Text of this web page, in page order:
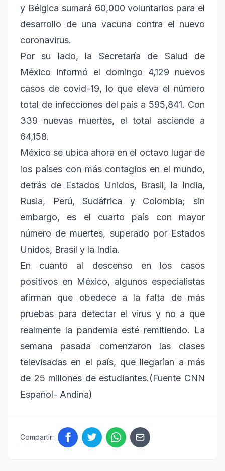
y Bélgica sumará 60,000 voluntarios para el
desarrollo de una vacuna contra el nuevo
coronavirus.
Por su lado, la Secretaría de Salud de
México informó el domingo 4,129 nuevos
casos de covid-19, lo que eleva el número
total de infecciones del país a 595,841. Con
339 nuevas muertes, el total asciende a
64,158.
México se ubica ahora en el octavo lugar de
los países con más contagios en el mundo,
detrás de Estados Unidos, Brasil, la India,
Rusia, Perú, Sudáfrica y Colombia; sin
embargo, es el cuarto país con mayor
número de muertes, superado por Estados
Unidos, Brasil y la India.
En cuanto al descenso en los casos
positivos en México, algunos especialistas
afirman que obedece a la falta de más
pruebas para detectar el virus y no a que
realmente la pandemia esté remitiendo. La
semana pasada comenzaron las clases
televisadas en el país, que llegarían a más
de 25 millones de estudiantes.(Fuente CNN
Español- Andina)
Compartir: